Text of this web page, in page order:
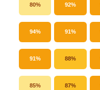
80% 92%
94% 91%
91% 88%
85% 87%